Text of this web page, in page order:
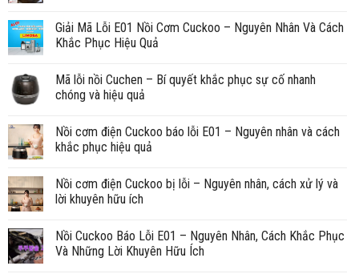
Giải Mã Lỗi E01 Nồi Cơm Cuckoo – Nguyên Nhân Và Cách
Khắc Phục Hiệu Quả
Mã lỗi nồi Cuchen – Bí quyết khắc phục sự cố nhanh
chóng và hiệu quả
Nồi cơm điện Cuckoo báo lỗi E01 – Nguyên nhân và cách
khắc phục hiệu quả
Nồi cơm điện Cuckoo bị lỗi – Nguyên nhân, cách xử lý và
lời khuyên hữu ích
Nồi Cuckoo Báo Lỗi E01 – Nguyên Nhân, Cách Khắc Phục
Và Những Lời Khuyên Hữu Ích